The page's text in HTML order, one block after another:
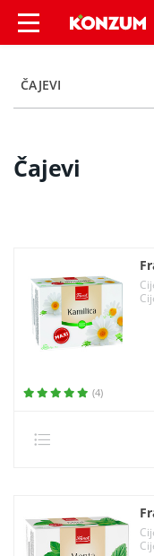
Čajevi
ČAJEVI
Čajevi
(4)